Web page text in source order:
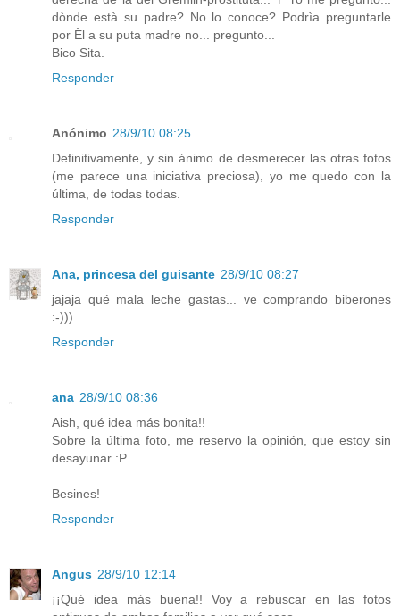
dònde està su padre? No lo conoce? Podrìa preguntarle
por Èl a su puta madre no... pregunto...
Bico Sita.
Responder
Anónimo 28/9/10 08:25
Definitivamente, y sin ánimo de desmerecer las otras fotos
(me parece una iniciativa preciosa), yo me quedo con la
última, de todas todas.
Responder
Ana, princesa del guisante 28/9/10 08:27
jajaja qué mala leche gastas... ve comprando biberones
:-)))
Responder
ana 28/9/10 08:36
Aish, qué idea más bonita!!
Sobre la última foto, me reservo la opinión, que estoy sin
desayunar :P
Besines!
Responder
Angus 28/9/10 12:14
¡¡Qué idea más buena!! Voy a rebuscar en las fotos